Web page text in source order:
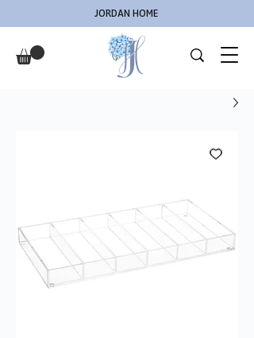
JORDAN HOME